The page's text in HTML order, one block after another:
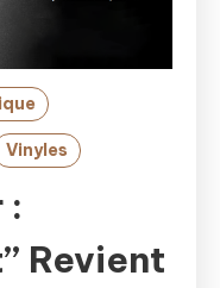
Vinyles
:
Revient